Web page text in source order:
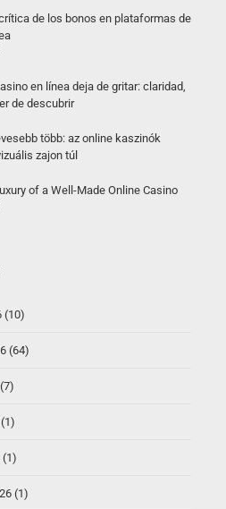
de los bonos en plataformas de
en línea deja de gritar: claridad,
de descubrir
több: az online kaszinók
zajon túl
of a Well-Made Online Casino
(10)
(64)
(1)
(1)